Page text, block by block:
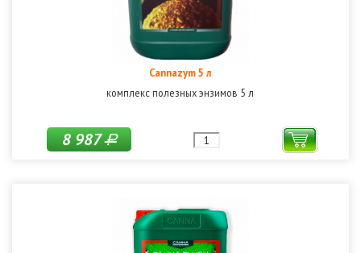
Cannazym 5 л
комплекс полезных энзимов 5 л
8 987Р